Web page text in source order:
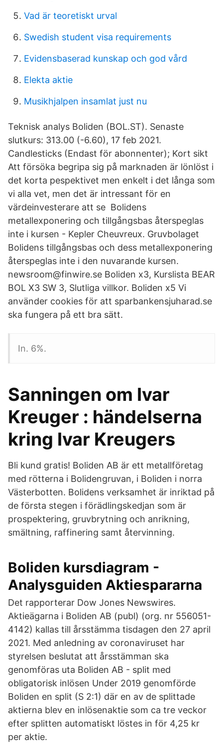
Vad är teoretiskt urval
Swedish student visa requirements
Evidensbaserad kunskap och god vård
Elekta aktie
Musikhjalpen insamlat just nu
Teknisk analys Boliden (BOL.ST). Senaste
slutkurs: 313.00 (-6.60), 17 feb 2021.
Candlesticks (Endast för abonnenter); Kort sikt
Att försöka begripa sig på marknaden är lönlöst i
det korta pespektivet men enkelt i det långa som
vi alla vet, men det är intressant för en
värdeinvesterare att se Bolidens
metallexponering och tillgångsbas återspeglas
inte i kursen - Kepler Cheuvreux. Gruvbolaget
Bolidens tillgångsbas och dess metallexponering
återspeglas inte i den nuvarande kursen.
newsroom@finwire.se Boliden x3, Kurslista BEAR
BOL X3 SW 3, Slutliga villkor. Boliden x5 Vi
använder cookies för att sparbankensjuharad.se
ska fungera på ett bra sätt.
In. 6%.
Sanningen om Ivar
Kreuger : händelserna
kring Ivar Kreugers
Bli kund gratis! Boliden AB är ett metallföretag
med rötterna i Bolidengruvan, i Boliden i norra
Västerbotten. Bolidens verksamhet är inriktad på
de första stegen i förädlingskedjan som är
prospektering, gruvbrytning och anrikning,
smältning, raffinering samt återvinning.
Boliden kursdiagram -
Analysguiden Aktiespararna
Det rapporterar Dow Jones Newswires.
Aktieägarna i Boliden AB (publ) (org. nr 556051-
4142) kallas till årsstämma tisdagen den 27 april
2021. Med anledning av coronaviruset har
styrelsen beslutat att årsstämman ska
genomföras uta Boliden AB - split med
obligatorisk inlösen Under 2019 genomförde
Boliden en split (S 2:1) där en av de splittade
aktierna blev en inlösenaktie som ca tre veckor
efter splitten automatiskt löstes in för 4,25 kr
per aktie.